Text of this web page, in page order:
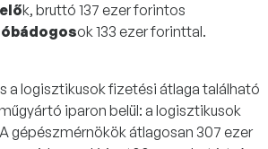
k, bruttó 137 ezer forintos
ok 133 ezer forinttal.
a logisztikusok fizetési átlaga található
iparon belül: a logisztikusok
gépészmérnökök átlagosan 307 ezer